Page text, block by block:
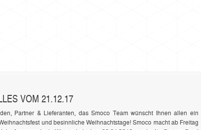
VOM 21.12.17
Partner & Lieferanten, das Smoco Team wünscht Ihnen allen ein
und besinnliche Weihnachtstage! Smoco macht ab Freitag